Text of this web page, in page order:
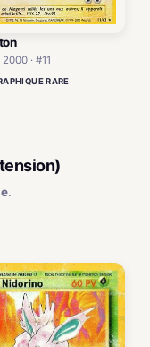
· #11
RARE
.